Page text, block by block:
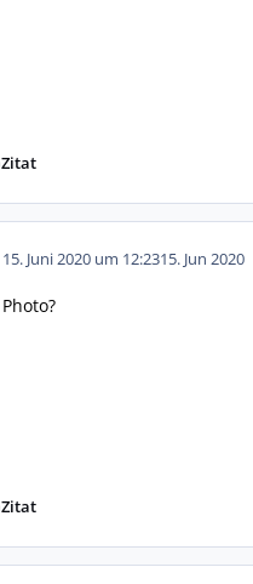
Zitat
15. Juni 2020 um 12:2315. Jun 2020
Photo?
Zitat